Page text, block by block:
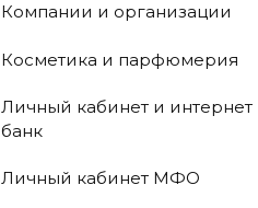
Компании и организации
Косметика и парфюмерия
Личный кабинет и интернет
банк
Личный кабинет МФО